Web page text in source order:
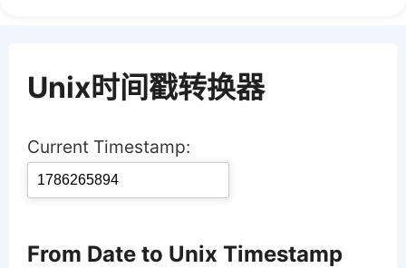
Unix时间戳转换器
Current Timestamp:
From Date to Unix Timestamp